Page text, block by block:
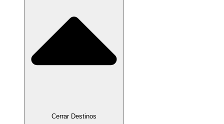
Cerrar Destinos